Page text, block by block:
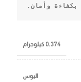
بكفاءة وأمان.
0.374 كيلوجرام
اليوس